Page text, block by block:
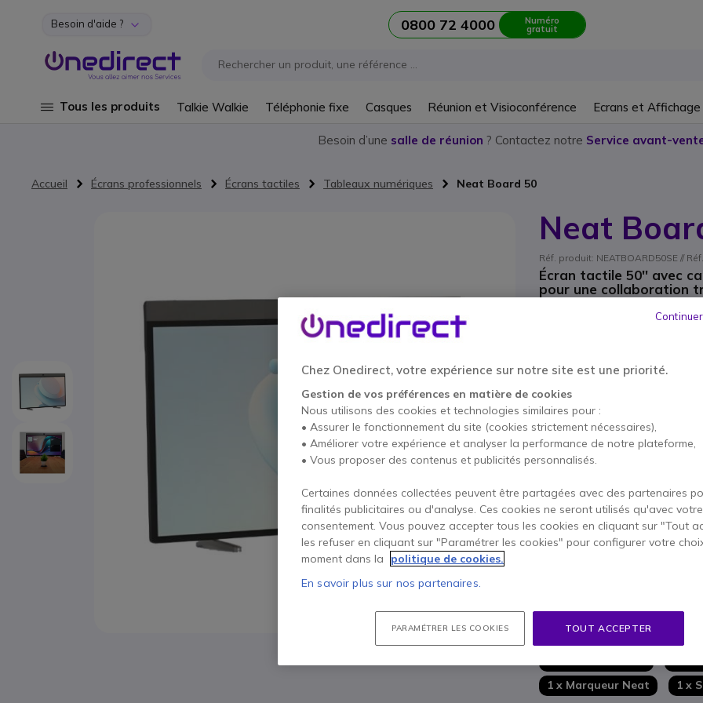
Aller au contenu
Besoin d'aide ? 0800 72 4000 Numéro
gratuit
Tous les produits Talkie Walkie Téléphonie fixe Casques Réunion et Visioconférence Ecrans et
Besoin d’une salle de réunion ? Contactez notre Service avant-
Accueil Écrans professionnels Écrans tactiles Tableaux numériques Neat Board 50
Neat
Réf. produit: NEATBOARD50SE //
Écran tactile 50'' avec
pour une collaboration
7
Épuisé
2 ans de garantie
Payez en 4 sans frais (
1
Points Forts
Écran LCD capacitif tactile
Ultra HD 4K avec résolution
Revêtement antireflet et
Cadrage de groupe
Support de table inclus
Livré avec
1 x
1 x Marqueur Neat
1 x
Chez Onedirect, votre expérience sur notre site est une priorité.
Gestion de vos préférences en matière de cookies
Nous utilisons des cookies et technologies similaires pour :
• Assurer le fonctionnement du site (cookies strictement nécessaires),
• Améliorer votre expérience et analyser la performance de notre plateforme,
• Vous proposer des contenus et publicités personnalisés.
Certaines données collectées peuvent être partagées avec des partenaires
finalités publicitaires ou d'analyse. Ces cookies ne seront utilisés qu'avec votre
consentement. Vous pouvez accepter tous les cookies en cliquant sur "Tout
les refuser en cliquant sur "Paramétrer les cookies" pour configurer votre
moment dans la
politique de cookies.
En savoir plus sur nos partenaires.
PARAMÉTRER LES COOKIES TOUT ACCEPTER